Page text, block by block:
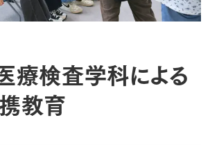
療検査学科による
教育